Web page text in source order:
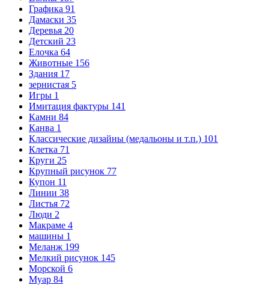
Графика 91
Дамаски 35
Деревья 20
Детский 23
Елочка 64
Животные 156
Здания 17
зернистая 5
Игры 1
Имитация фактуры 141
Камни 84
Канва 1
Классические дизайны (медальоны и т.п.) 101
Клетка 71
Круги 25
Крупный рисунок 77
Купон 11
Линии 38
Листья 72
Люди 2
Макраме 4
машины 1
Меланж 199
Мелкий рисунок 145
Морской 6
Муар 84